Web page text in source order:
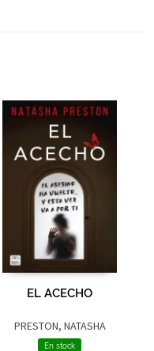
EL ACECHO
PRESTON, NATASHA
En stock